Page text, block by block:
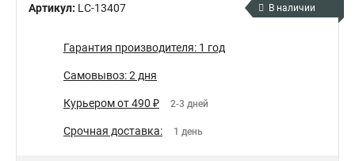
Артикул: LC-13407 В наличии
Гарантия производителя: 1 год
Самовывоз: 2 дня
Курьером от 490 ₽ 2-3 дней
Срочная доставка: 1 день